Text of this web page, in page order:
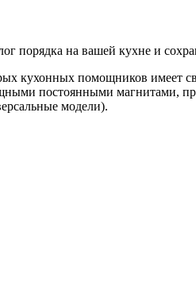
порядка на вашей кухне и
кухонных помощников имеет
постоянными магнитами,
модели).